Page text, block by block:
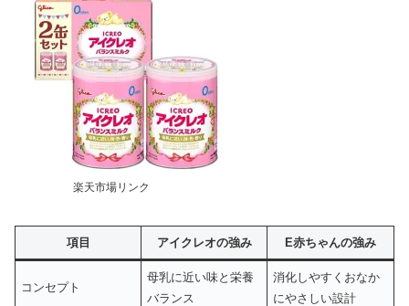
楽天市場リンク
項目 アイクレオの強み E赤ちゃんの強み
コンセプト
母乳に近い味と栄養
バランス
消化しやすくおなか
にやさしい設計